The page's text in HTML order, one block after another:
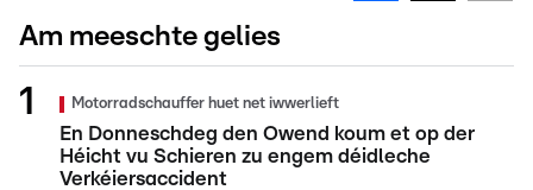
Am meeschte gelies
Motorradschauffer huet net iwwerlieft
En Donneschdeg den Owend koum et op der
Héicht vu Schieren zu engem déidleche
Verkéiersaccident